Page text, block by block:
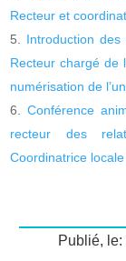
Recteur et
Introduction
Recteur chargé de
numérisation de
Conférence
recteur des
Coordinatrice
Publié,